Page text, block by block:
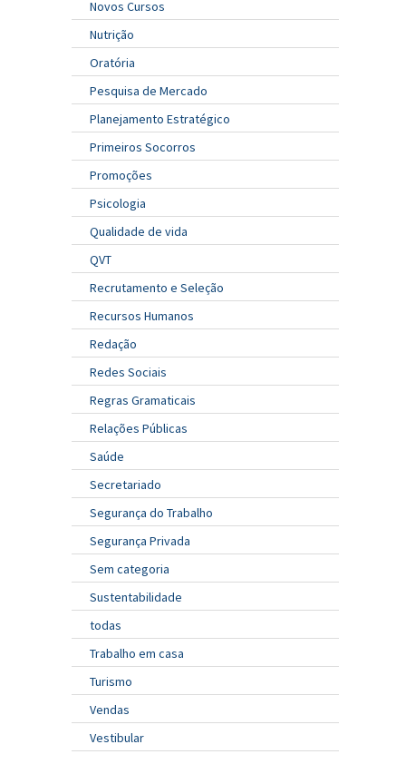
Novos Cursos
Nutrição
Oratória
Pesquisa de Mercado
Planejamento Estratégico
Primeiros Socorros
Promoções
Psicologia
Qualidade de vida
QVT
Recrutamento e Seleção
Recursos Humanos
Redação
Redes Sociais
Regras Gramaticais
Relações Públicas
Saúde
Secretariado
Segurança do Trabalho
Segurança Privada
Sem categoria
Sustentabilidade
todas
Trabalho em casa
Turismo
Vendas
Vestibular